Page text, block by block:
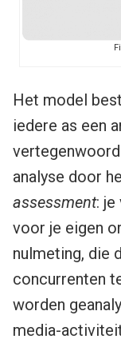
Het model
iedere as een
analyse door
assessment: je
voor je eigen
nulmeting, die
concurrenten
worden
media-